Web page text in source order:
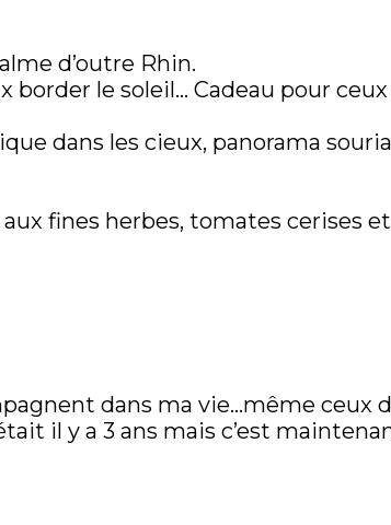
d’outre Rhin.
border le soleil… Cadeau pour
dans les cieux, panorama
fines herbes, tomates cerises
dans ma vie…même ceux
il y a 3 ans mais c’est